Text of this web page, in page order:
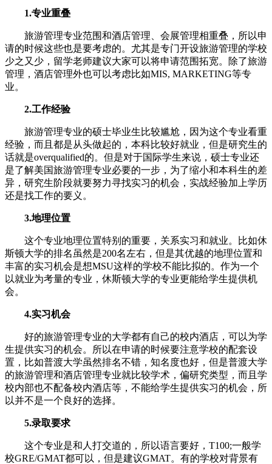
1.专业重叠
旅游管理专业范围和酒店管理、会展管理相重叠，所以申
请的时候这些也是要考虑的。尤其是专门开设旅游管理的学校
少之又少，留学老师建议大家可以将申请范围拓宽。除了旅游
管理，酒店管理外也可以考虑比如MIS, MARKETING等专
业。
2.工作经验
旅游管理专业的硕士毕业生比较尴尬，因为这个专业看重
经验，而且都是从头做起的，本科比较好就业，但是研究生的
话就是overqualified的。但是对于国际学生来说，硕士专业还
是了解美国旅游管理专业必要的一步，为了缩小和本科生的差
异，研究生阶段就要努力寻找实习的机会，实战经验加上学历
还是找工作的要义。
3.地理位置
这个专业地理位置特别的重要，关系实习和就业。比如休
斯顿大学的排名虽然是200名左右，但是其优越的地理位置和
丰富的实习机会是想MSU这样的学校不能比拟的。作为一个
以就业为考量的专业，休斯顿大学的专业更能给学生提供机
会。
4.实习机会
好的旅游管理专业的大学都有自己的校内酒店，可以为学
生提供实习的机会。所以在申请的时候要注意学校的配套设
置，比如普渡大学虽然排名不错，知名度也好，但是普渡大学
的旅游管理和酒店管理专业就比较学术，偏研究类型，而且学
校内部也不配备校内酒店等，不能给学生提供实习的机会，所
以并不是一个良好的选择。
5.录取要求
这个专业是和人打交道的，所以语言要好，T100;一般学
校GRE/GMAT都可以，但是建议GMAT。有的学校对背景有